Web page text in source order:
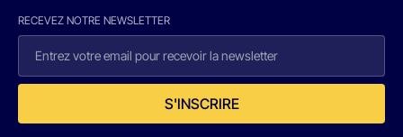
RECEVEZ NOTRE NEWSLETTER
S'INSCRIRE